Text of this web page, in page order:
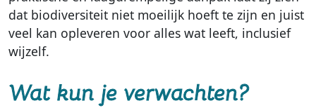
dat biodiversiteit niet moeilijk hoeft te zijn en juist
veel kan opleveren voor alles wat leeft, inclusief
wijzelf.
Wat kun je verwachten?